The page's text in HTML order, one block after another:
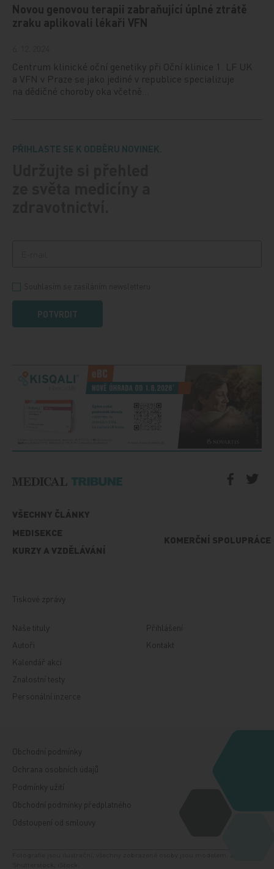
Novou genovou terapii zabraňující úplné ztrátě
zraku aplikovali lékaři VFN
Centrum klinické oční genetiky při Oční klinice 1. LF UK
a VFN v Praze se jako jediné v republice specializuje
na dědičné choroby oka včetně…
PŘIHLASTE SE K ODBĚRU NOVINEK.
POTVRDIT
VŠECHNY ČLÁNKY
MEDISEKCE
KURZY A VZDĚLÁVÁNÍ
KOMERČNÍ SPOLUPRÁCE
Tiskové zprávy
Naše tituly
Autoři
Kalendář akcí
Znalostní testy
Personální inzerce
Přihlášení
Kontakt
Obchodní podmínky
Ochrana osobních údajů
Podmínky užití
Obchodní podmínky předplatného
Odstoupení od smlouvy